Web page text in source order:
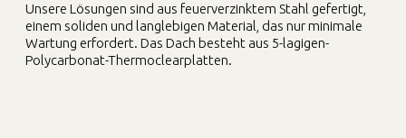
Unsere Lösungen sind aus feuerverzinktem Stahl gefertigt,
einem soliden und langlebigen Material, das nur minimale
Wartung erfordert. Das Dach besteht aus 5-lagigen-
Polycarbonat-Thermoclearplatten.